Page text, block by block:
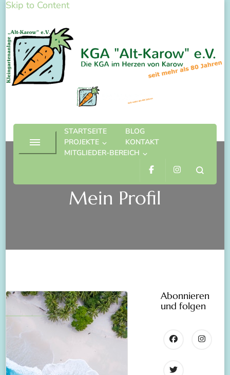
Skip to Content
KGA "Alt-Karow" e.V.
Die KGA im Herzen von Karow
STARTSEITE
BLOG
PROJEKTE
KONTAKT
MITGLIEDER-BEREICH
Mein Profil
Abonnieren
und folgen